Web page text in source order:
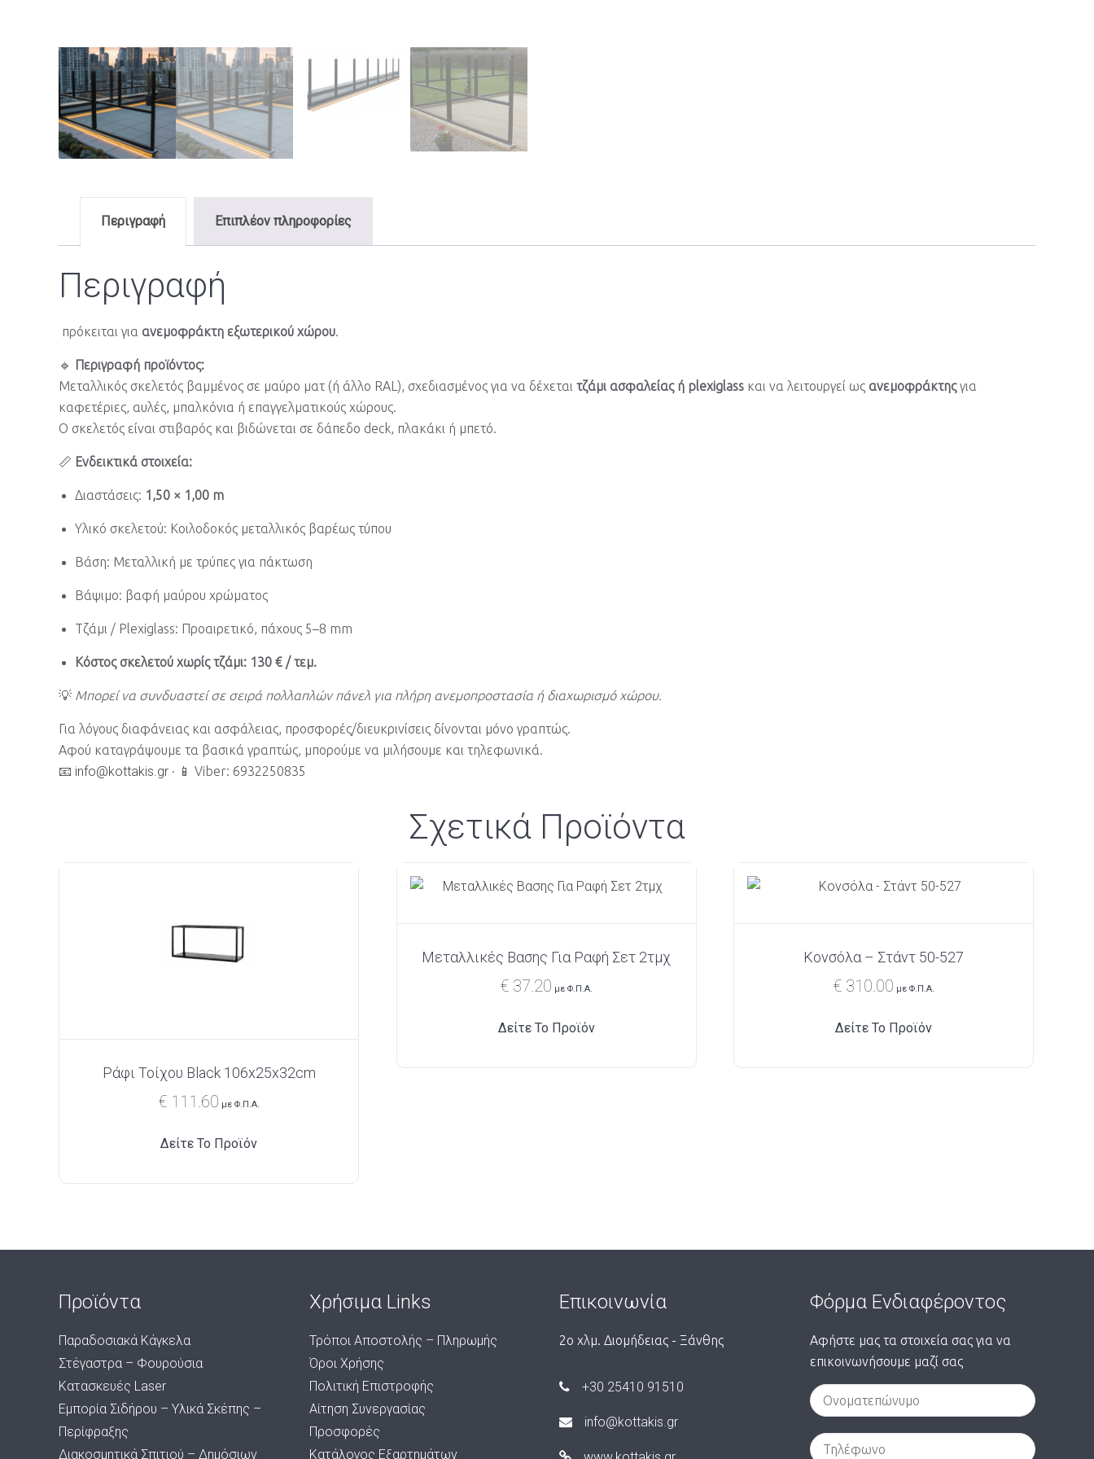
Περιγραφή Επιπλέον πληροφορίες
Περιγραφή
πρόκειται για ανεμοφράκτη εξωτερικού χώρου.
🔹 Περιγραφή προϊόντος:
Μεταλλικός σκελετός βαμμένος σε μαύρο ματ (ή άλλο RAL), σχεδιασμένος για να δέχεται τζάμι ασφαλείας ή plexiglass και να λειτουργεί ως ανεμοφράκτηςγια
καφετέριες, αυλές, μπαλκόνια ή επαγγελματικούς χώρους.
Ο σκελετός είναι στιβαρός και βιδώνεται σε δάπεδο deck, πλακάκι ή μπετό.
📏 Ενδεικτικά στοιχεία:
Διαστάσεις: 1,50 × 1,00 m
Υλικό σκελετού: Κοιλοδοκός μεταλλικός βαρέως τύπου
Βάση: Μεταλλική με τρύπες για πάκτωση
Βάψιμο: βαφή μαύρου χρώματος
Τζάμι / Plexiglass: Προαιρετικό, πάχους 5–8 mm
Κόστος σκελετού χωρίς τζάμι: 130 € / τεμ.
💡 Μπορεί να συνδυαστεί σε σειρά πολλαπλών πάνελ για πλήρη ανεμοπροστασία ή διαχωρισμό χώρου.
Για λόγους διαφάνειας και ασφάλειας, προσφορές/διευκρινίσεις δίνονται μόνο γραπτώς.
Αφού καταγράψουμε τα βασικά γραπτώς, μπορούμε να μιλήσουμε και τηλεφωνικά.
📧 info@kottakis.gr · 📱 Viber: 6932250835
Σχετικά Προϊόντα
Ράφι Τοίχου Black 106x25x32cm
€111.60 με Φ.Π.Α.
Δείτε Το Προϊόν
Μεταλλικές Βασης Για Ραφή Σετ 2τμχ
€37.20 με Φ.Π.Α.
Δείτε Το Προϊόν
Κονσόλα – Στάντ 50-527
€310.00 με Φ.Π.Α.
Δείτε Το Προϊόν
Προϊόντα
Παραδοσιακά Κάγκελα
Στέγαστρα – Φουρούσια
Κατασκευές Laser
Εμπορία Σιδήρου – Υλικά Σκέπης –
Περίφραξης
Διακοσμητικά Σπιτιού – Δημόσιων
Χρήσιμα Links
Τρόποι Αποστολής – Πληρωμής
Όροι Χρήσης
Πολιτική Επιστροφής
Αίτηση Συνεργασίας
Προσφορές
Κατάλογος Εξαρτημάτων
Επικοινωνία
2ο χλμ. Διομήδειας - Ξάνθης
+30 25410 91510
info@kottakis.gr
Φόρμα Ενδιαφέροντος
Αφήστε μας τα στοιχεία σας για να
επικοινωνήσουμε μαζί σας